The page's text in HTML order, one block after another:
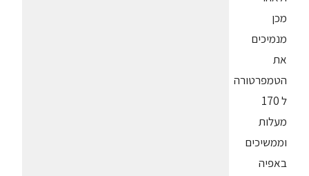
מכן
מנמיכים
את
הטמפרטורה
ל 170
מעלות
וממשיכים
באפיה